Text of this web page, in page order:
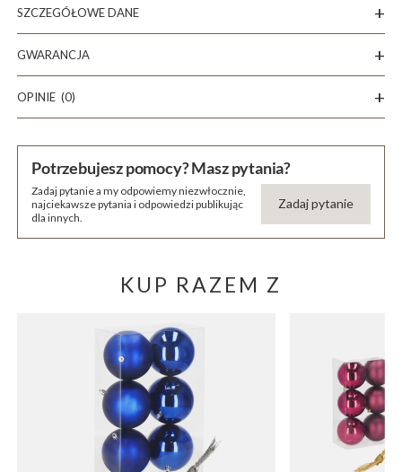
SZCZEGÓŁOWE DANE
GWARANCJA
OPINIE (0)
Potrzebujesz pomocy? Masz pytania?
Zadaj pytanie a my odpowiemy niezwłocznie,
najciekawsze pytania i odpowiedzi publikując
dla innych.
Zadaj pytanie
KUP RAZEM Z